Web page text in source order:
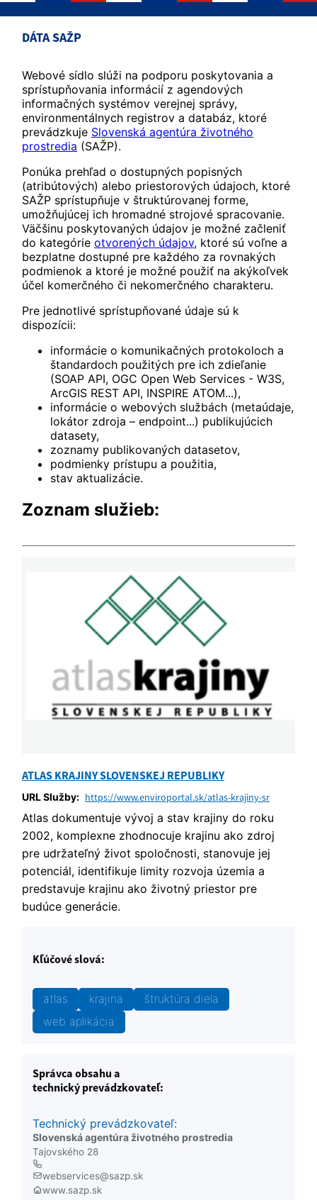
DÁTA SAŽP
Webové sídlo slúži na podporu poskytovania a
sprístupňovania informácií z agendových
informačných systémov verejnej správy,
environmentálnych registrov a databáz, ktoré
prevádzkuje Slovenská agentúra životného
prostredia (SAŽP).
Ponúka prehľad o dostupných popisných
(atribútových) alebo priestorových údajoch, ktoré
SAŽP sprístupňuje v štruktúrovanej forme,
umožňujúcej ich hromadné strojové spracovanie.
Väčšinu poskytovaných údajov je možné začleniť
do kategórie otvorených údajov, ktoré sú voľne a
bezplatne dostupné pre každého za rovnakých
podmienok a ktoré je možné použiť na akýkoľvek
účel komerčného či nekomerčného charakteru.
Pre jednotlivé sprístupňované údaje sú k
dispozícii:
informácie o komunikačných protokoloch a
štandardoch použitých pre ich zdieľanie
(SOAP API, OGC Open Web Services - W3S,
ArcGIS REST API, INSPIRE ATOM...),
informácie o webových službách (metaúdaje,
lokátor zdroja – endpoint...) publikujúcich
datasety,
zoznamy publikovaných datasetov,
podmienky prístupu a použitia,
stav aktualizácie.
Zoznam služieb:
ATLAS KRAJINY SLOVENSKEJ REPUBLIKY
URL Služby: https://www.enviroportal.sk/atlas-krajiny-sr
Atlas dokumentuje vývoj a stav krajiny do roku
2002, komplexne zhodnocuje krajinu ako zdroj
pre udržateľný život spoločnosti, stanovuje jej
potenciál, identifikuje limity rozvoja územia a
predstavuje krajinu ako životný priestor pre
budúce generácie.
Kľúčové slová:
atlas krajina
štruktúra diela
web aplikácia
Správca obsahu a
technický prevádzkovateľ:
Technický prevádzkovateľ:
Slovenská agentúra životného prostredia
Tajovského 28
webservices@sazp.sk
www.sazp.sk